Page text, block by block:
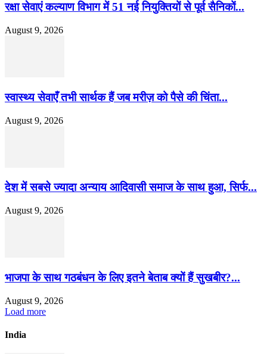
रक्षा सेवाएं कल्याण विभाग में 51 नई नियुक्तियों से पूर्व सैनिकों...
August 9, 2026
स्वास्थ्य सेवाएँ तभी सार्थक हैं जब मरीज़ को पैसे की चिंता...
August 9, 2026
देश में सबसे ज्यादा अन्याय आदिवासी समाज के साथ हुआ, सिर्फ...
August 9, 2026
भाजपा के साथ गठबंधन के लिए इतने बेताब क्यों हैं सुखबीर?...
August 9, 2026
Load more
India